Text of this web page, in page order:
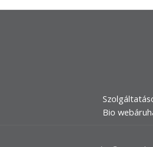
Bio